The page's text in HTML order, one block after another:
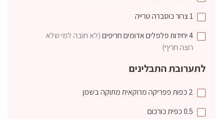
1צרורכוסברה טרייה
4יחידותפלפלים אדומים חריפים(לא חובה למי שלא
רוצה חריף)
לתערובת התבלינים
2 כפותפפריקה מרוקאית מתוקה בשמן
0.5כפיתכורכום